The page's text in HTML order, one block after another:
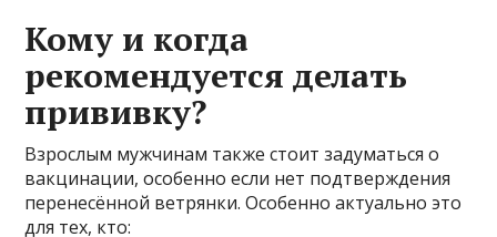
Кому и когда
рекомендуется делать
прививку?
Взрослым мужчинам также стоит задуматься о
вакцинации, особенно если нет подтверждения
перенесённой ветрянки. Особенно актуально это
для тех, кто: